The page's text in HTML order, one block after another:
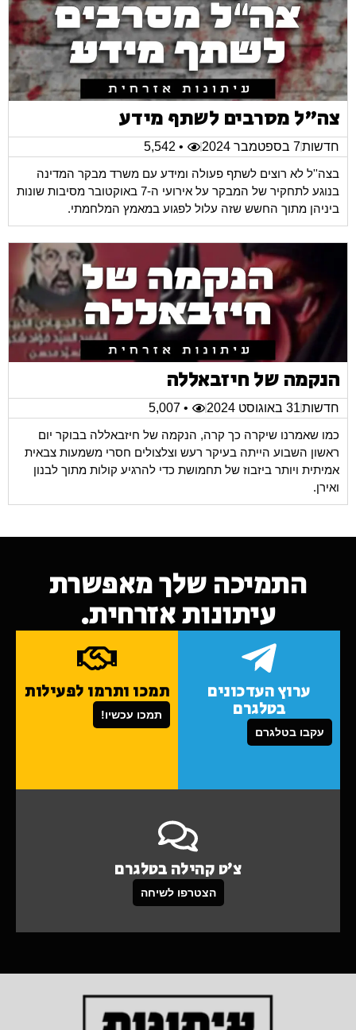
צה"ל מסרבים לשתף מידע
חדשות7 בספטמבר 2024
• 5,542
בצה''ל לא רוצים לשתף פעולה ומידע עם משרד מבקר המדינה
בנוגע לתחקיר של המבקר על אירועי ה-7 באוקטובר מסיבות שונות
ביניהן מתוך החשש שזה עלול לפגוע במאמץ המלחמתי.
הנקמה של חיזבאללה
חדשות31 באוגוסט 2024
• 5,007
כמו שאמרנו שיקרה כך קרה, הנקמה של חיזבאללה בבוקר יום
ראשון השבוע הייתה בעיקר רעש וצלצולים חסרי משמעות צבאית
אמיתית ויותר ביזבוז של תחמושת כדי להרגיע קולות מתוך לבנון
ואירן.
התמיכה שלך מאפשרת
עיתונות אזרחית.
ערוץ העדכונים
בטלגרם
עקבו בטלגרם
תמכו ותרמו לפעילות
תמכו עכשיו!
צ'ט קהילה בטלגרם
הצטרפו לשיחה